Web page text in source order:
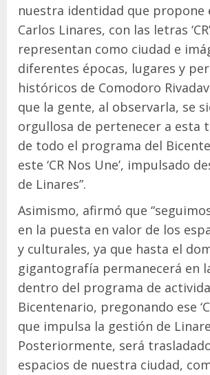
nuestra identidad que propone
Carlos Linares, con las letras
representan como ciudad e
diferentes épocas, lugares y
históricos de Comodoro
que la gente, al observarla, se
orgullosa de pertenecer a esta
de todo el programa del
este ‘CR Nos Une’, impulsado
de Linares”.
Asimismo, afirmó que
en la puesta en valor de los
y culturales, ya que hasta el
gigantografía permanecerá en
dentro del programa de
Bicentenario, pregonando ese
que impulsa la gestión de
Posteriormente, será
espacios de nuestra ciudad,